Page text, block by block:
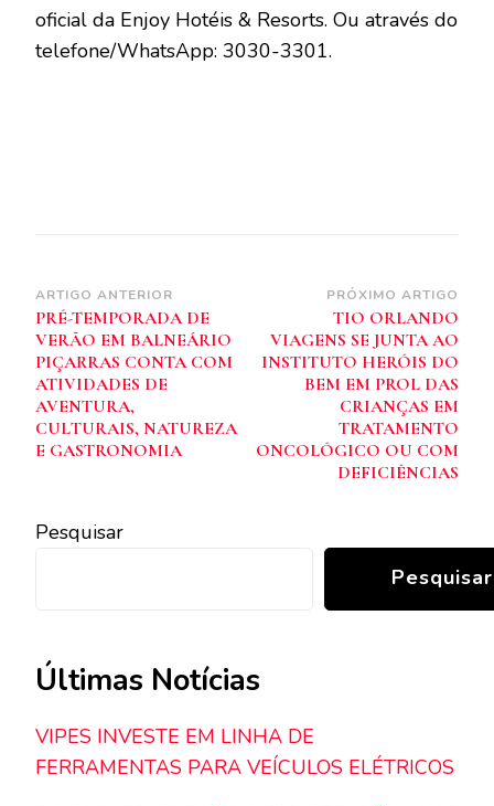
oficial da Enjoy Hotéis & Resorts. Ou através do
telefone/WhatsApp: 3030-3301.
Navegação
de
post
ARTIGO ANTERIOR
PRÉ-TEMPORADA DE
VERÃO EM BALNEÁRIO
PIÇARRAS CONTA COM
ATIVIDADES DE
AVENTURA,
CULTURAIS, NATUREZA
E GASTRONOMIA
PRÓXIMO ARTIGO
TIO ORLANDO
VIAGENS SE JUNTA AO
INSTITUTO HERÓIS DO
BEM EM PROL DAS
CRIANÇAS EM
TRATAMENTO
ONCOLÓGICO OU COM
DEFICIÊNCIAS
Pesquisar
Pesquisar
Últimas Notícias
VIPES INVESTE EM LINHA DE
FERRAMENTAS PARA VEÍCULOS ELÉTRICOS